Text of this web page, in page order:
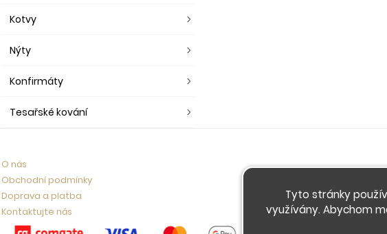
Kotvy
Nýty
Konfirmáty
Tesařské kování
O nás
Obchodní podmínky
Doprava a platba
Kontaktujte nás
Tyto stránky
využívány. Abychom